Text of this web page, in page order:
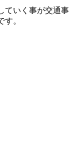
ていく事が交通事
。